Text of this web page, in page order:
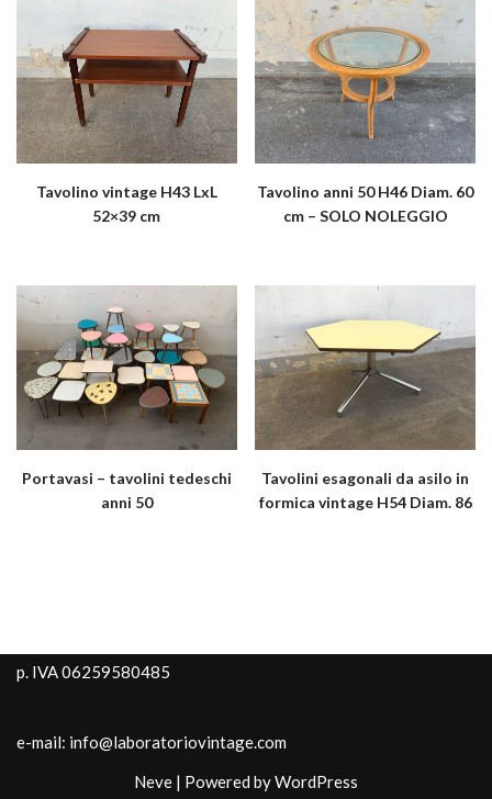
Tavolino vintage H43 LxL
52×39 cm
Tavolino anni 50 H46 Diam. 60
cm – SOLO NOLEGGIO
Portavasi – tavolini tedeschi
anni 50
Tavolini esagonali da asilo in
formica vintage H54 Diam. 86
p. IVA 06259580485
e-mail: info@laboratoriovintage.com
Neve | Powered byWordPress